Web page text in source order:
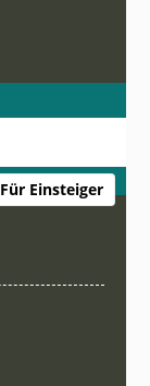
Für Einsteiger